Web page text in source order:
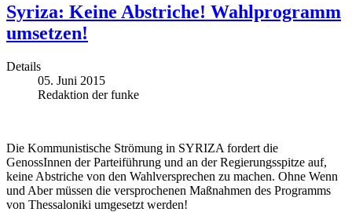
Syriza: Keine Abstriche! Wahlprogramm
umsetzen!
Details
05. Juni 2015
Redaktion der funke
Die Kommunistische Strömung in SYRIZA fordert die
GenossInnen der Parteiführung und an der Regierungsspitze auf,
keine Abstriche von den Wahlversprechen zu machen. Ohne Wenn
und Aber müssen die versprochenen Maßnahmen des Programms
von Thessaloniki umgesetzt werden!